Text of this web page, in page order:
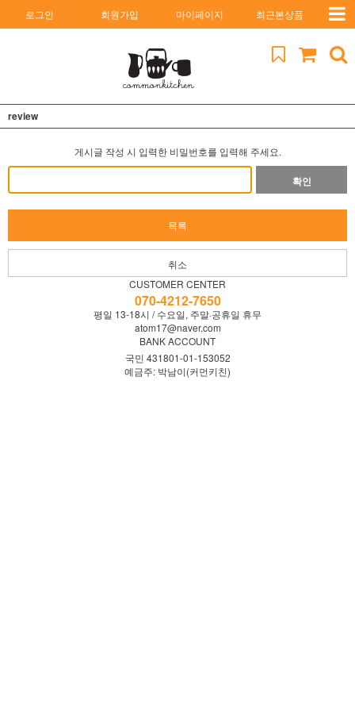
로그인 회원가입 마이페이지 최근본상품
review
게시글 작성 시 입력한 비밀번호를 입력해 주세요.
확인
목록
취소
CUSTOMER CENTER
070-4212-7650
평일 13-18시 / 수요일, 주말·공휴일 휴무
atom17@naver.com
BANK ACCOUNT
국민 431801-01-153052
예금주: 박남이(커먼키친)